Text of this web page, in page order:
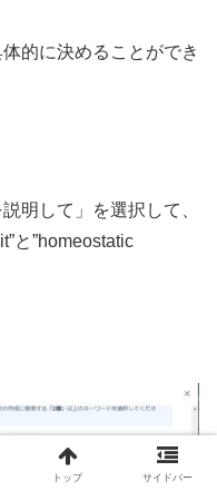
的に決めることができ
明して」を選択して、
と”homeostatic
トップ サイドバー